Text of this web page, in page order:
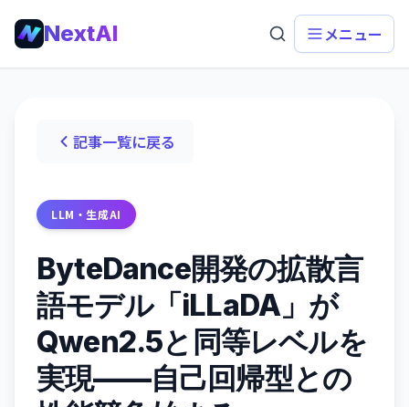
NextAI メニュー
記事一覧に戻る
LLM・生成AI
ByteDance開発の拡散言
語モデル「iLLaDA」が
Qwen2.5と同等レベルを
実現——自己回帰型との